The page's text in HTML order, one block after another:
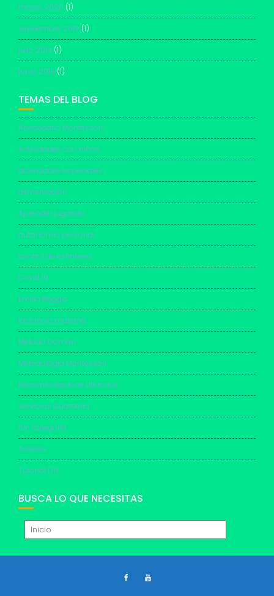
marzo 2020 (1)
septiembre 2019 (1)
julio 2019 (1)
junio 2019 (1)
TEMAS DEL BLOG
Abecedario Montessori
Actividades con niños
actividades especiales
alimentación
Aprender jugando
autonomía personal
control de esfínteres
Covid 19.
Emilia Reggio
lactancia materna
Método Doman
Metodología Montessori
Recomendacione Literarias
Servicios Guardería
Sin categoría
Talleres
Tutorial DIY
BUSCA LO QUE NECESITAS